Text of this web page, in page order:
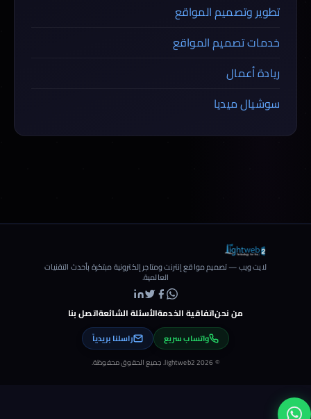
تطوير وتصميم المواقع
خدمات تصميم المواقع
ريادة أعمال
سوشيال ميديا
لايت ويب — تصميم مواقع إنترنت ومتاجر إلكترونية مبتكرة بأحدث التقنيات
العالمية.
من نحناتفاقية الخدمةالأسئلة الشائعةاتصل بنا
واتساب سريع راسلنا بريدياً
© 2026 lightweb2. جميع الحقوق محفوظة.